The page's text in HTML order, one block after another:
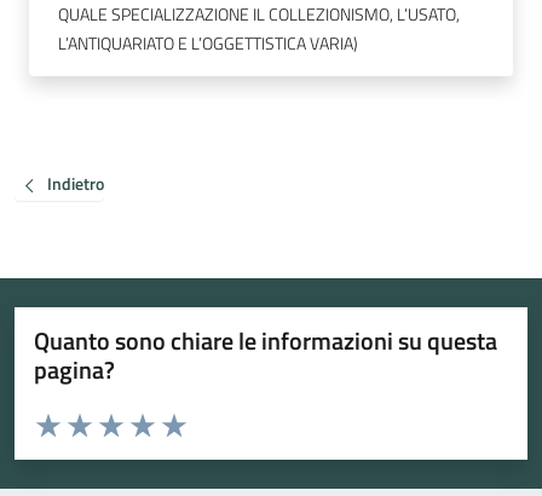
QUALE SPECIALIZZAZIONE IL COLLEZIONISMO, L’USATO,
L’ANTIQUARIATO E L’OGGETTISTICA VARIA)
Indietro
Quanto sono chiare le informazioni su questa
pagina?
Valuta da 1 a 5 stelle la pagina
Valuta 5 stelle su 5
Valuta 4 stelle su 5
Valuta 3 stelle su 5
Valuta 2 stelle su 5
Valuta 1 stelle su 5